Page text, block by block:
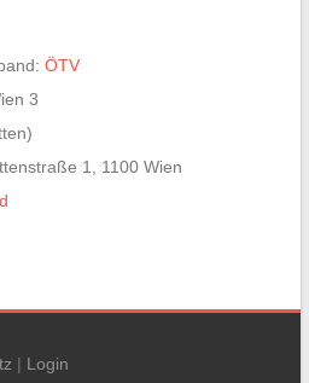
ÖTV
3
1, 1100 Wien
| Login